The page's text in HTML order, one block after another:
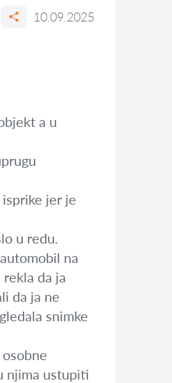
10.09.2025
a u
jer je
u redu.
na
da ja
da ja ne
snimke
njima ustupiti